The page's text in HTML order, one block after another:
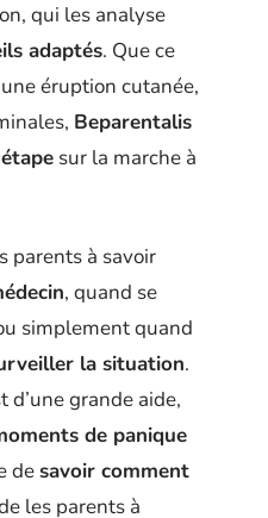
qui les analyse
adaptés. Que ce
éruption cutanée,
Beparentalis
sur la marche à
parents à savoir
, quand se
simplement quand
la situation.
grande aide,
de panique
desavoir comment
les parents à